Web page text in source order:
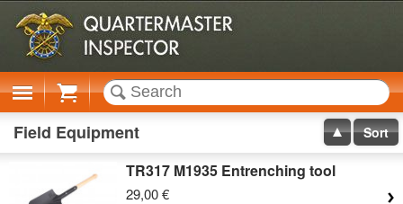
Cart
Field Equipment Sort
TR317 M1935 Entrenching tool
29,00 €